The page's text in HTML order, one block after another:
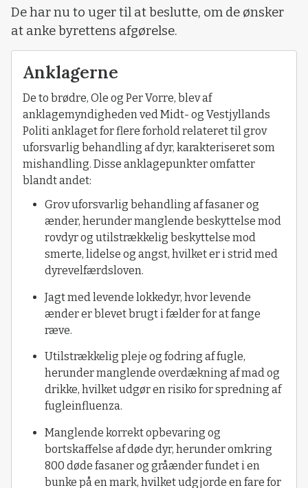
De har nu to uger til at beslutte, om de ønsker
at anke byrettens afgørelse.
Anklagerne
De to brødre, Ole og Per Vorre, blev af
anklagemyndigheden ved Midt- og Vestjyllands
Politi anklaget for flere forhold relateret til grov
uforsvarlig behandling af dyr, karakteriseret som
mishandling. Disse anklagepunkter omfatter
blandt andet:
Grov uforsvarlig behandling af fasaner og
ænder, herunder manglende beskyttelse mod
rovdyr og utilstrækkelig beskyttelse mod
smerte, lidelse og angst, hvilket er i strid med
dyrevelfærdsloven.
Jagt med levende lokkedyr, hvor levende
ænder er blevet brugt i fælder for at fange
ræve.
Utilstrækkelig pleje og fodring af fugle,
herunder manglende overdækning af mad og
drikke, hvilket udgør en risiko for spredning af
fugleinfluenza.
Manglende korrekt opbevaring og
bortskaffelse af døde dyr, herunder omkring
800 døde fasaner og gråænder fundet i en
bunke på en mark, hvilket udgjorde en fare for